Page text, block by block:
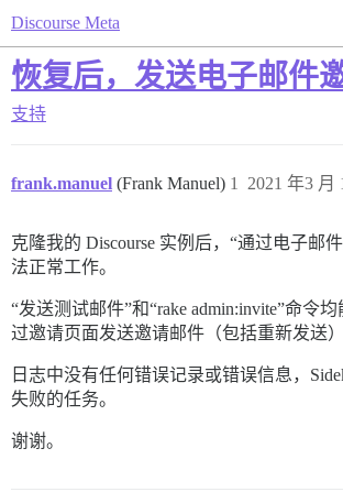
Discourse Meta
恢复后，发送电子邮件
支持
frank.manuel (Frank Manuel) 2021 年3 月
1
克隆我的 Discourse 实例后，“通过电子邮
法正常工作。
“发送测试邮件”和“rake admin:invite”命令
过邀请页面发送邀请邮件（包括重新发送）
日志中没有任何错误记录或错误信息，
失败的任务。
谢谢。